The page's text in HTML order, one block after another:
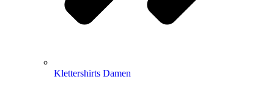
Klettershirts Damen